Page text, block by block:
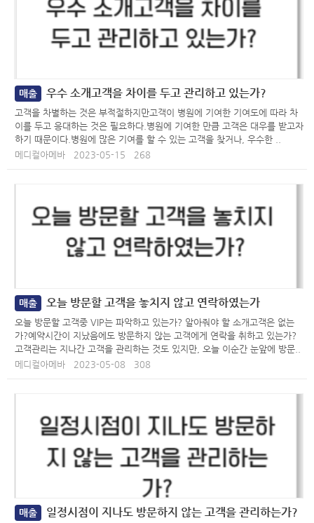
매출 우수 소개고객을 차이를 두고 관리하고 있는가?
고객을 차별하는 것은 부적절하지만고객이 병원에 기여한 기여도에 따라 차
이를 두고 응대하는 것은 필요하다.병원에 기여한 만큼 고객은 대우를 받고자
하기 때문이다.병원에 많은 기여를 할 수 있는 고객을 찾거나, 우수한 ..
메디컬아메바
2023-05-15 268
매출 오늘 방문할 고객을 놓치지 않고 연락하였는가
오늘 방문할 고객중 VIP는 파악하고 있는가? 알아줘야 할 소개고객은 없는
가?예약시간이 지났음에도 방문하지 않는 고객에게 연락을 취하고 있는가?
고객관리는 지나간 고객을 관리하는 것도 있지만, 오늘 이순간 눈앞에 방문..
메디컬아메바
2023-05-08 308
매출 일정시점이 지나도 방문하지 않는 고객을 관리하는가?